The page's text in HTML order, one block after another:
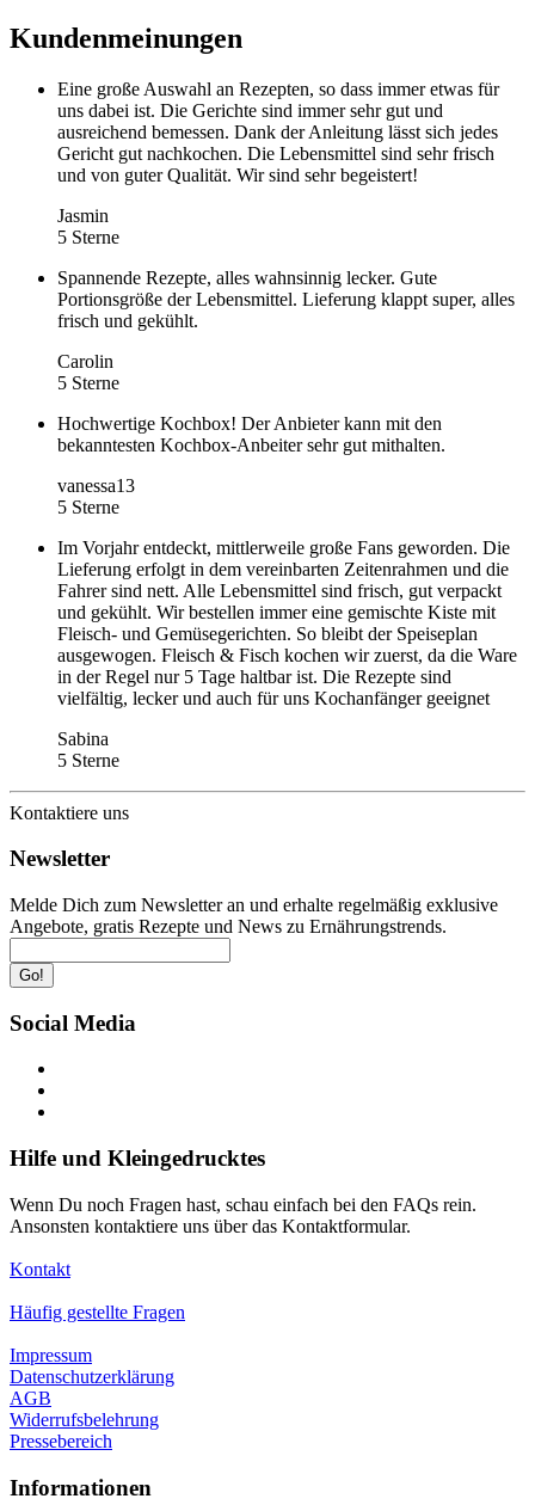
Kundenmeinungen
Eine große Auswahl an Rezepten, so dass immer etwas für
uns dabei ist. Die Gerichte sind immer sehr gut und
ausreichend bemessen. Dank der Anleitung lässt sich jedes
Gericht gut nachkochen. Die Lebensmittel sind sehr frisch
und von guter Qualität. Wir sind sehr begeistert!
Jasmin
5 Sterne
Spannende Rezepte, alles wahnsinnig lecker. Gute
Portionsgröße der Lebensmittel. Lieferung klappt super, alles
frisch und gekühlt.
Carolin
5 Sterne
Hochwertige Kochbox! Der Anbieter kann mit den
bekanntesten Kochbox-Anbeiter sehr gut mithalten.
vanessa13
5 Sterne
Im Vorjahr entdeckt, mittlerweile große Fans geworden. Die
Lieferung erfolgt in dem vereinbarten Zeitenrahmen und die
Fahrer sind nett. Alle Lebensmittel sind frisch, gut verpackt
und gekühlt. Wir bestellen immer eine gemischte Kiste mit
Fleisch- und Gemüsegerichten. So bleibt der Speiseplan
ausgewogen. Fleisch & Fisch kochen wir zuerst, da die Ware
in der Regel nur 5 Tage haltbar ist. Die Rezepte sind
vielfältig, lecker und auch für uns Kochanfänger geeignet
Sabina
5 Sterne
Kontaktiere uns
Newsletter
Melde Dich zum Newsletter an und erhalte regelmäßig exklusive
Angebote, gratis Rezepte und News zu Ernährungstrends.
Go!
Social Media
Hilfe und Kleingedrucktes
Wenn Du noch Fragen hast, schau einfach bei den FAQs rein.
Ansonsten kontaktiere uns über das Kontaktformular.
Kontakt
Häufig gestellte Fragen
Impressum
Datenschutzerklärung
AGB
Widerrufsbelehrung
Pressebereich
Informationen